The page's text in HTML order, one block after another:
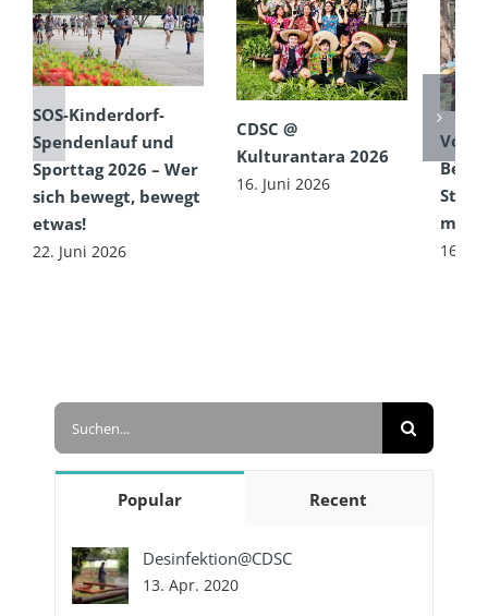
SOS-Kinderdorf-
Spendenlauf und
Sporttag 2026 – Wer
sich bewegt, bewegt
etwas!
22. Juni 2026
CDSC @
Kulturantara 2026
16. Juni 2026
Von
mit
16.
Suche
Popular Recent
Desinfektion@CDSC
13. Apr. 2020